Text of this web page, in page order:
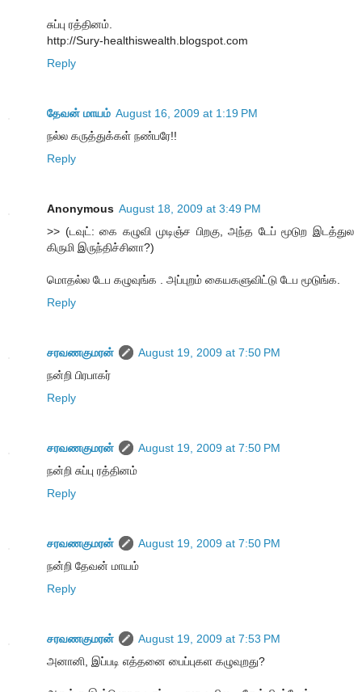
சுப்பு ரத்தினம்.
http://Sury-healthiswealth.blogspot.com
Reply
தேவன் மாயம் August 16, 2009 at 1:19 PM
நல்ல கருத்துக்கள் நண்பரே!!
Reply
Anonymous August 18, 2009 at 3:49 PM
>> (டவுட்: கை கழுவி முடிஞ்ச பிறகு, அந்த டேப் மூடுற இடத்துல
கிருமி இருந்திச்சினா?)
மொதல்ல டேப கழுவுங்க . அப்புறம் கையகளுவிட்டு டேப மூடுங்க.
Reply
சரவணகுமரன்
August 19, 2009 at 7:50 PM
நன்றி பிரபாகர்
Reply
சரவணகுமரன்
August 19, 2009 at 7:50 PM
நன்றி சுப்பு ரத்தினம்
Reply
சரவணகுமரன்
August 19, 2009 at 7:50 PM
நன்றி தேவன் மாயம்
Reply
சரவணகுமரன்
August 19, 2009 at 7:53 PM
அனானி, இப்படி எத்தனை பைப்புகள கழுவுறது?